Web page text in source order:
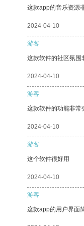
这款app的音乐资源
2024-04-10
游客
这款软件的社区氛围
2024-04-10
游客
这款软件的功能非常
2024-04-10
游客
这个软件很好用
2024-04-10
游客
这款app的用户界面